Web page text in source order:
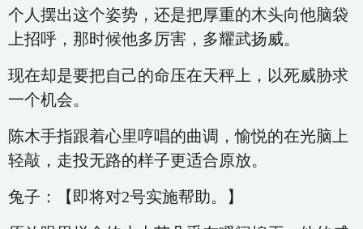
个人摆出这个姿势，还是把厚重的木头向他脑袋
上招呼，那时候他多厉害，多耀武扬威。
现在却是要把自己的命压在天秤上，以死威胁求
一个机会。
陈木手指跟着心里哼唱的曲调，愉悦的在光脑上
轻敲，走投无路的样子更适合原放。
兔子：【即将对2号实施帮助。】